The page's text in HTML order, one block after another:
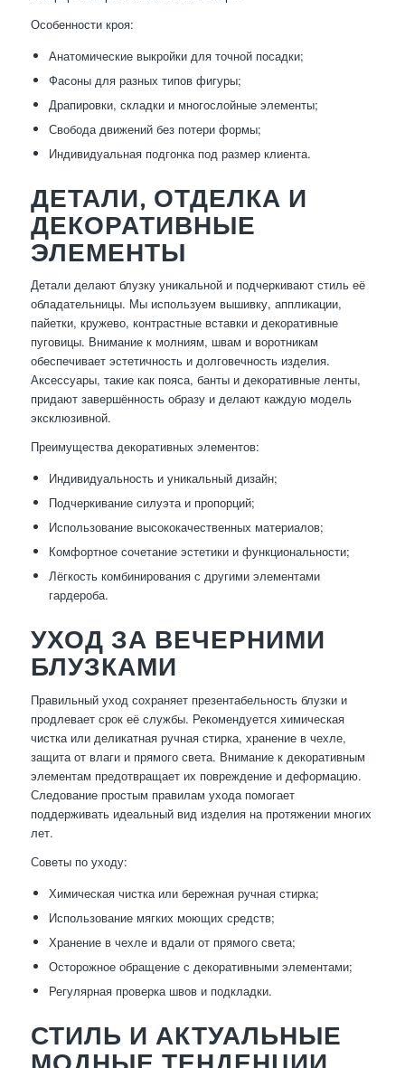
Особенности кроя:
Анатомические выкройки для точной посадки;
Фасоны для разных типов фигуры;
Драпировки, складки и многослойные элементы;
Свобода движений без потери формы;
Индивидуальная подгонка под размер клиента.
ДЕТАЛИ, ОТДЕЛКА И
ДЕКОРАТИВНЫЕ
ЭЛЕМЕНТЫ
Детали делают блузку уникальной и подчеркивают стиль её
обладательницы. Мы используем вышивку, аппликации,
пайетки, кружево, контрастные вставки и декоративные
пуговицы. Внимание к молниям, швам и воротникам
обеспечивает эстетичность и долговечность изделия.
Аксессуары, такие как пояса, банты и декоративные ленты,
придают завершённость образу и делают каждую модель
эксклюзивной.
Преимущества декоративных элементов:
Индивидуальность и уникальный дизайн;
Подчеркивание силуэта и пропорций;
Использование высококачественных материалов;
Комфортное сочетание эстетики и функциональности;
Лёгкость комбинирования с другими элементами
гардероба.
УХОД ЗА ВЕЧЕРНИМИ
БЛУЗКАМИ
Правильный уход сохраняет презентабельность блузки и
продлевает срок её службы. Рекомендуется химическая
чистка или деликатная ручная стирка, хранение в чехле,
защита от влаги и прямого света. Внимание к декоративным
элементам предотвращает их повреждение и деформацию.
Следование простым правилам ухода помогает
поддерживать идеальный вид изделия на протяжении многих
лет.
Советы по уходу:
Химическая чистка или бережная ручная стирка;
Использование мягких моющих средств;
Хранение в чехле и вдали от прямого света;
Осторожное обращение с декоративными элементами;
Регулярная проверка швов и подкладки.
СТИЛЬ И АКТУАЛЬНЫЕ
МОДНЫЕ ТЕНДЕНЦИИ